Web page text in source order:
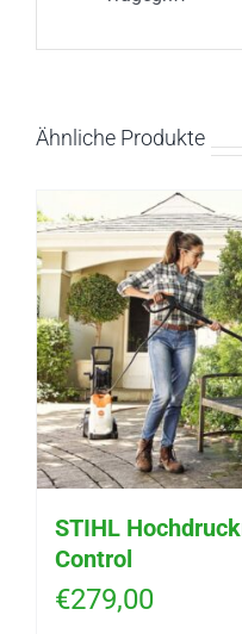
Ähnliche Produkte
STIHL
Control
€279,00